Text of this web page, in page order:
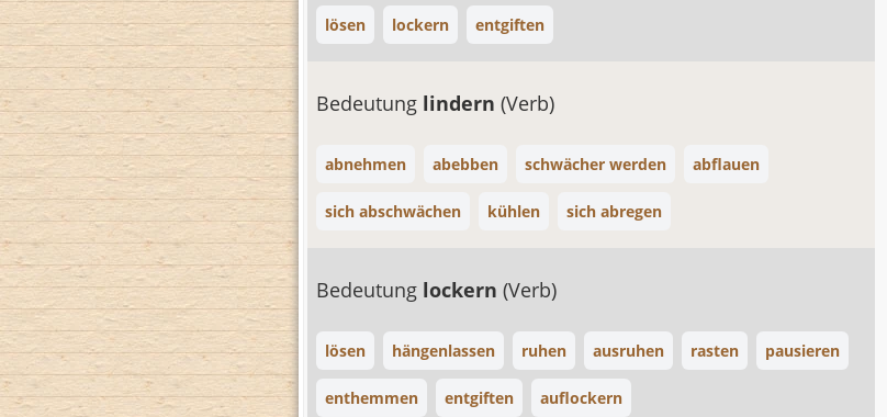
lösen lockern entgiften
Bedeutung lindern (Verb)
abnehmen abebben schwächer werden abflauen
sich abschwächen kühlen sich abregen
Bedeutung lockern (Verb)
lösen hängenlassen ruhen ausruhen rasten pausieren
enthemmen entgiften auflockern